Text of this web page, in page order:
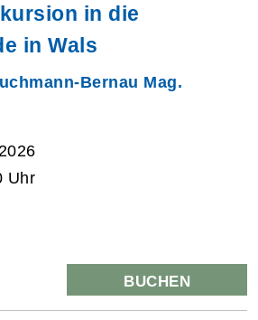
in die
in Wals
Bernau Mag.
Uhr
BUCHEN